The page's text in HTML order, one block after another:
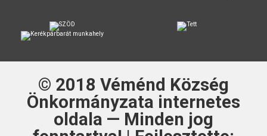
© 2018 Véménd Község
Önkormányzata internetes
oldala — Minden jog